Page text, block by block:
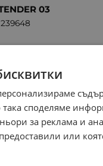
03
споделяме
за реклама и
или